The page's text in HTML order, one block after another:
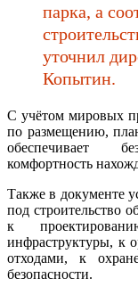
парка, а
уточнил
Копытин.
С учётом мировых
по размещению,
обеспечивает
комфортность
Также в документе
под строительство
к
инфраструктуры, к
отходами, к
безопасности.